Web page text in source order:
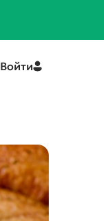
Войти